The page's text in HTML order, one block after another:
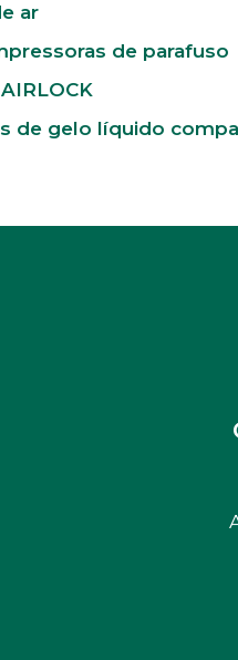
ar
de parafuso
de gelo líquido